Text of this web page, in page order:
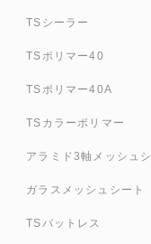
TSシーラー
TSポリマー40
TSポリマー40A
TSカラーポリマー
アラミド3軸メッシュ
ガラスメッシュシート
TSバットレス